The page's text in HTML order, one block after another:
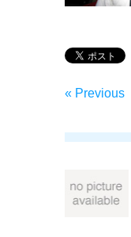
« Previous